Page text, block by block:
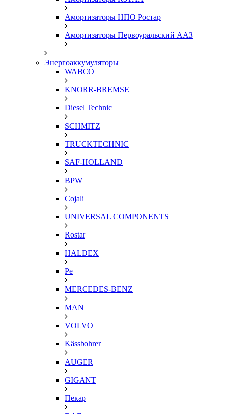
Амортизаторы НПО Ростар
Амортизаторы Первоуральский ААЗ
Энергоаккумуляторы
WABCO
KNORR-BREMSE
Diesel Technic
SCHMITZ
TRUCKTECHNIC
SAF-HOLLAND
BPW
Cojali
UNIVERSAL COMPONENTS
Rostar
HALDEX
Pe
MERCEDES-BENZ
MAN
VOLVO
Kässbohrer
AUGER
GIGANT
Пекар